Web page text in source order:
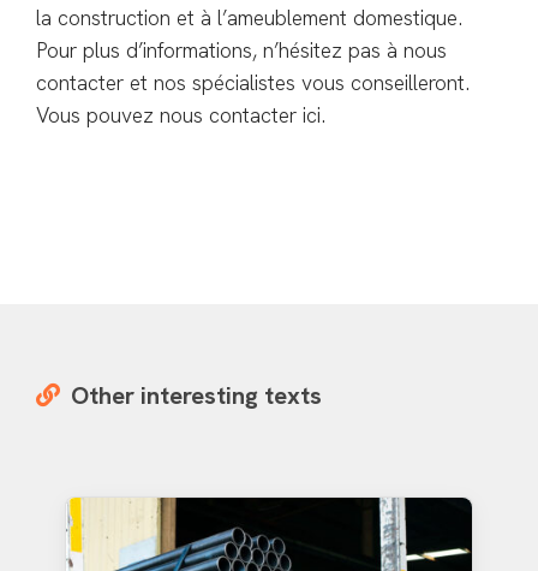
la construction et à l’ameublement domestique.
Pour plus d’informations, n’hésitez pas à nous
contacter et nos spécialistes vous conseilleront.
Vous pouvez nous contacter ici.
Other interesting texts